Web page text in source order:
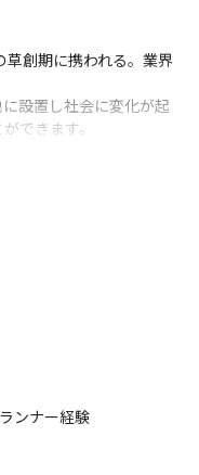
草創期に携われる。業界
設置し社会に変化が起
できます。
どの大きなテーマと向
を自社開発しているた
）
ンナー経験